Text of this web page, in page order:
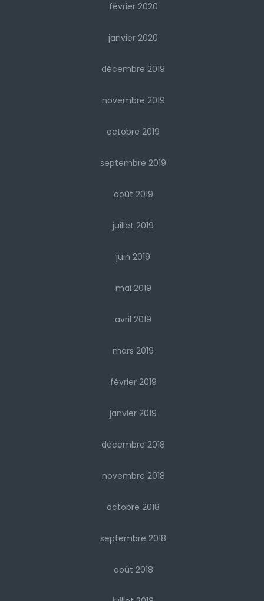
février 2020
janvier 2020
décembre 2019
novembre 2019
octobre 2019
septembre 2019
août 2019
juillet 2019
juin 2019
mai 2019
avril 2019
mars 2019
février 2019
janvier 2019
décembre 2018
novembre 2018
octobre 2018
septembre 2018
août 2018